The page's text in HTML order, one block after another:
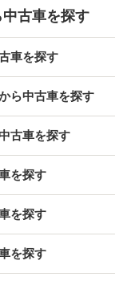
古車を探す
車を探す
ら中古車を探す
古車を探す
を探す
を探す
を探す